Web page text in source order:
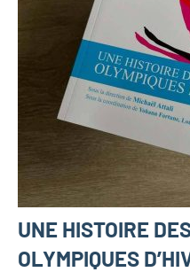
UNE HISTOIRE
OLYMPIQUES